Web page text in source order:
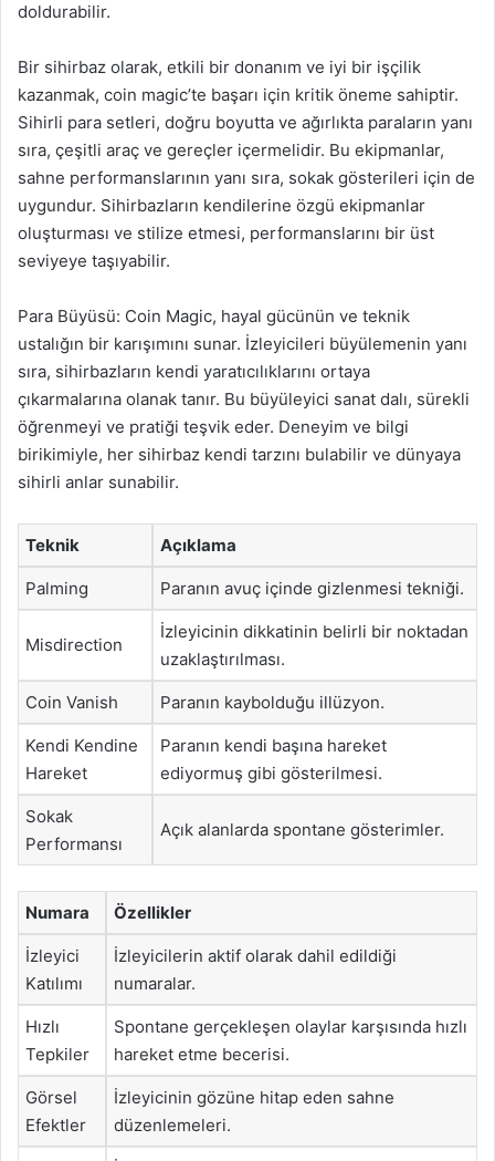
doldurabilir.
Bir sihirbaz olarak, etkili bir donanım ve iyi bir işçilik
kazanmak, coin magic’te başarı için kritik öneme sahiptir.
Sihirli para setleri, doğru boyutta ve ağırlıkta paraların yanı
sıra, çeşitli araç ve gereçler içermelidir. Bu ekipmanlar,
sahne performanslarının yanı sıra, sokak gösterileri için de
uygundur. Sihirbazların kendilerine özgü ekipmanlar
oluşturması ve stilize etmesi, performanslarını bir üst
seviyeye taşıyabilir.
Para Büyüsü: Coin Magic, hayal gücünün ve teknik
ustalığın bir karışımını sunar. İzleyicileri büyülemenin yanı
sıra, sihirbazların kendi yaratıcılıklarını ortaya
çıkarmalarına olanak tanır. Bu büyüleyici sanat dalı, sürekli
öğrenmeyi ve pratiği teşvik eder. Deneyim ve bilgi
birikimiyle, her sihirbaz kendi tarzını bulabilir ve dünyaya
sihirli anlar sunabilir.
Teknik Açıklama
Palming Paranın avuç içinde gizlenmesi tekniği.
Misdirection
İzleyicinin dikkatinin belirli bir noktadan
uzaklaştırılması.
Coin Vanish Paranın kaybolduğu illüzyon.
Kendi Kendine
Hareket
Paranın kendi başına hareket
ediyormuş gibi gösterilmesi.
Sokak
Performansı
Açık alanlarda spontane gösterimler.
Numara Özellikler
İzleyici
Katılımı
İzleyicilerin aktif olarak dahil edildiği
numaralar.
Hızlı
Tepkiler
Spontane gerçekleşen olaylar karşısında hızlı
hareket etme becerisi.
Görsel
Efektler
İzleyicinin gözüne hitap eden sahne
düzenlemeleri.